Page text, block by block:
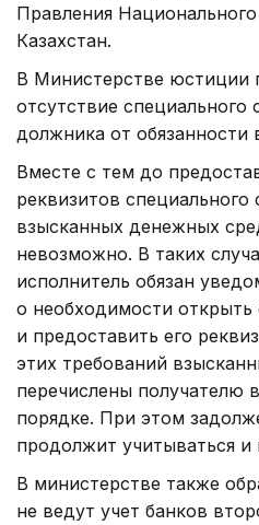
Правления
Казахстан.
В Министерстве юстиции
отсутствие специального
должника от обязанности
Вместе с тем до
реквизитов специального
взысканных денежных
невозможно. В таких
исполнитель обязан
о необходимости открыть
и предоставить его
этих требований
перечислены получателю
порядке. При этом
продолжит учитываться
В министерстве также
не ведут учет банков